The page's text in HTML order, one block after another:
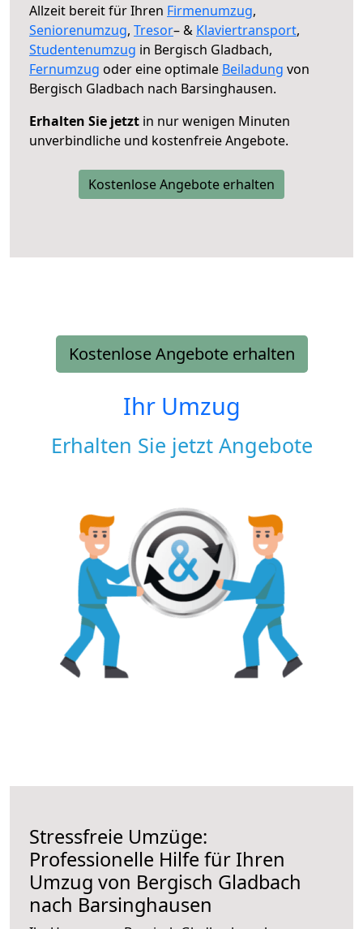
Allzeit bereit für Ihren Firmenumzug,
Seniorenumzug, Tresor– & Klaviertransport,
Studentenumzug in Bergisch Gladbach,
Fernumzug oder eine optimale Beiladung von
Bergisch Gladbach nach Barsinghausen.
Erhalten Sie jetzt in nur wenigen Minuten
unverbindliche und kostenfreie Angebote.
Kostenlose Angebote erhalten
Kostenlose Angebote erhalten
Ihr Umzug
Erhalten Sie jetzt Angebote
Stressfreie Umzüge:
Professionelle Hilfe für Ihren
Umzug von Bergisch Gladbach
nach Barsinghausen